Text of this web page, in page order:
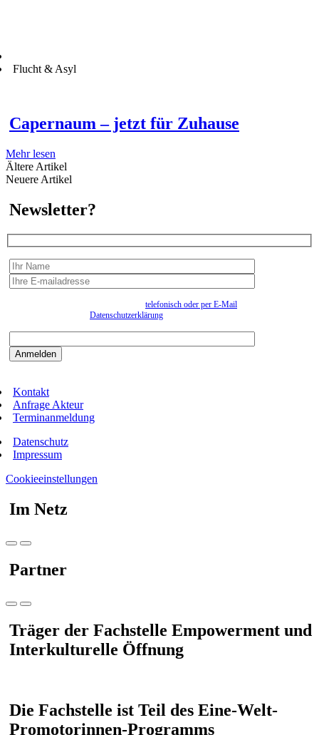
Flucht & Asyl
Capernaum – jetzt für Zuhause
Mehr lesen
Ältere Artikel
Neuere Artikel
Newsletter?
telefonisch oder per E-Mail
Datenschutzerklärung
Kontakt
Anfrage Akteur
Terminanmeldung
Datenschutz
Impressum
Cookieeinstellungen
Im Netz
Partner
Träger der Fachstelle Empowerment und
Interkulturelle Öffnung
Die Fachstelle ist Teil des Eine-Welt-
Promotorinnen-Programms